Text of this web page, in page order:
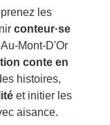
les
conteur·se
Mont-D'Or
conte en
histoires,
et initier les
aisance.